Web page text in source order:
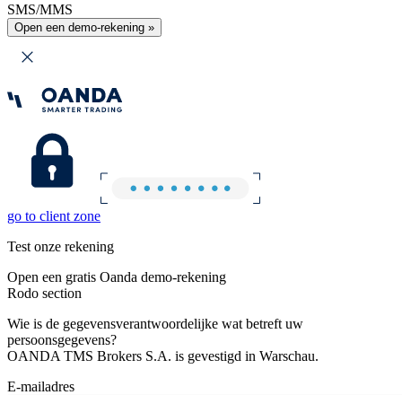
SMS/MMS
Open een demo-rekening »
go to client zone
Test onze rekening
Open een gratis Oanda demo-rekening
Rodo section
Wie is de gegevensverantwoordelijke wat betreft uw
persoonsgegevens?
OANDA TMS Brokers S.A. is gevestigd in Warschau.
E-mailadres